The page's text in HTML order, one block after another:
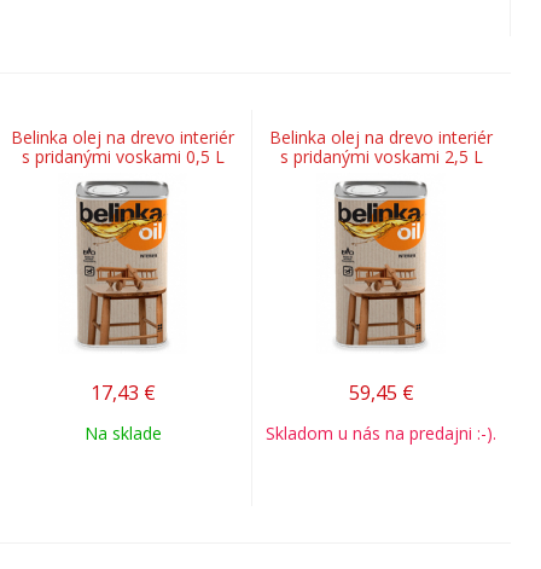
Belinka olej na drevo interiér
s pridanými voskami 0,5 L
17,43 €
Na sklade
Belinka olej na drevo interiér
s pridanými voskami 2,5 L
59,45 €
Skladom u nás na predajni :-).